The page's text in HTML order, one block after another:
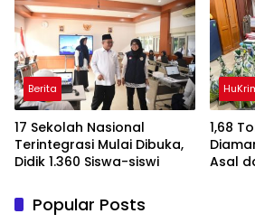
Berita
17 Sekolah Nasional
Terintegrasi Mulai Dibuka,
Didik 1.360 Siswa-siswi
1,68
Asal
Popular Posts